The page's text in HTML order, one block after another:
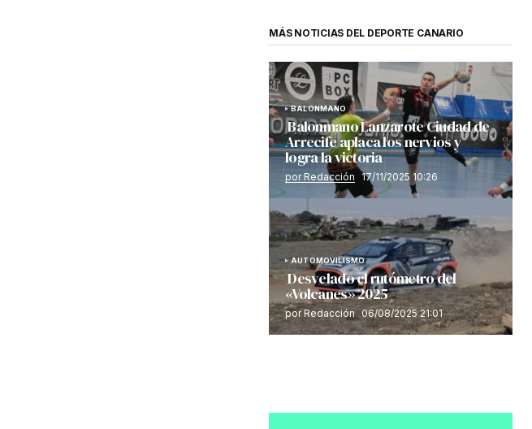
MÁS NOTICIAS DEL DEPORTE CANARIO
BALONMANO
Balonmano Lanzarote Ciudad de
Arrecife aplaca los nervios y
logra la victoria
por Redacción 17/11/2025 10:26
AUTOMOVILISMO
Desvelado el rutómetro del
«Volcanes» 2025
por Redacción 06/08/2025 21:01